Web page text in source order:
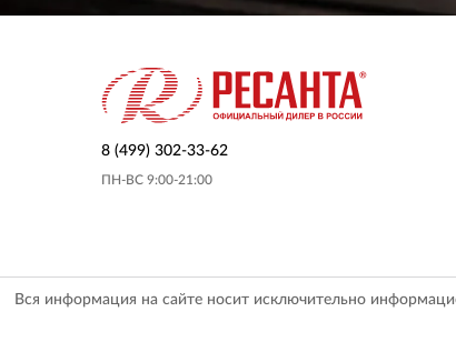
8 (499) 302-33-62
ПН-ВС 9:00-21:00
Вся информация на сайте носит исключительно